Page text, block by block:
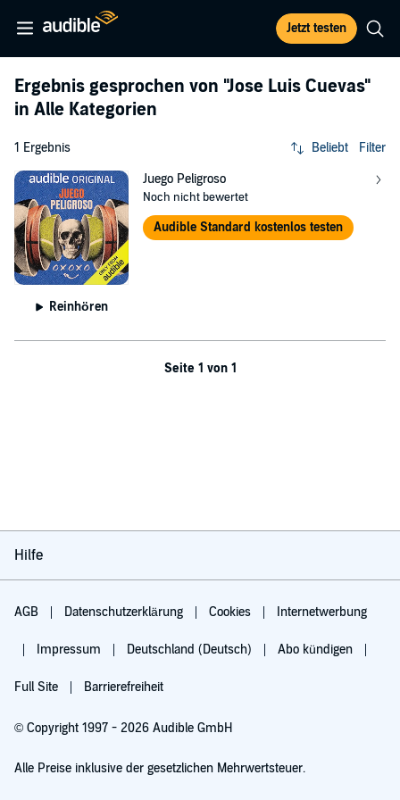
Jetzt testen
Ergebnis gesprochen von "Jose Luis Cuevas"
in Alle Kategorien
1 Ergebnis Beliebt Filter
Reinhören
Juego Peligroso
Noch nicht bewertet
Audible Standard kostenlos testen
Seite 1 von 1
Hilfe
AGB Datenschutzerklärung Cookies Internetwerbung
Impressum Deutschland (Deutsch) Abo kündigen
Full Site Barrierefreiheit
© Copyright 1997 - 2026 Audible GmbH
Alle Preise inklusive der gesetzlichen Mehrwertsteuer.